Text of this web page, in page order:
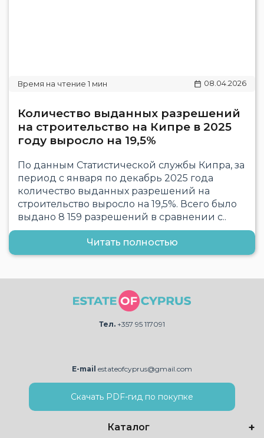
08.04.2026
Количество выданных разрешений
на строительство на Кипре в 2025
году выросло на 19,5%
По данным Статистической службы Кипра, за
период с января по декабрь 2025 года
количество выданных разрешений на
строительство выросло на 19,5%. Всего было
выдано 8 159 разрешений в сравнении с..
Читать полностью
Тел. +357 95 117091
E-mail estateofcyprus@gmail.com
Скачать PDF-гид по покупке
Каталог